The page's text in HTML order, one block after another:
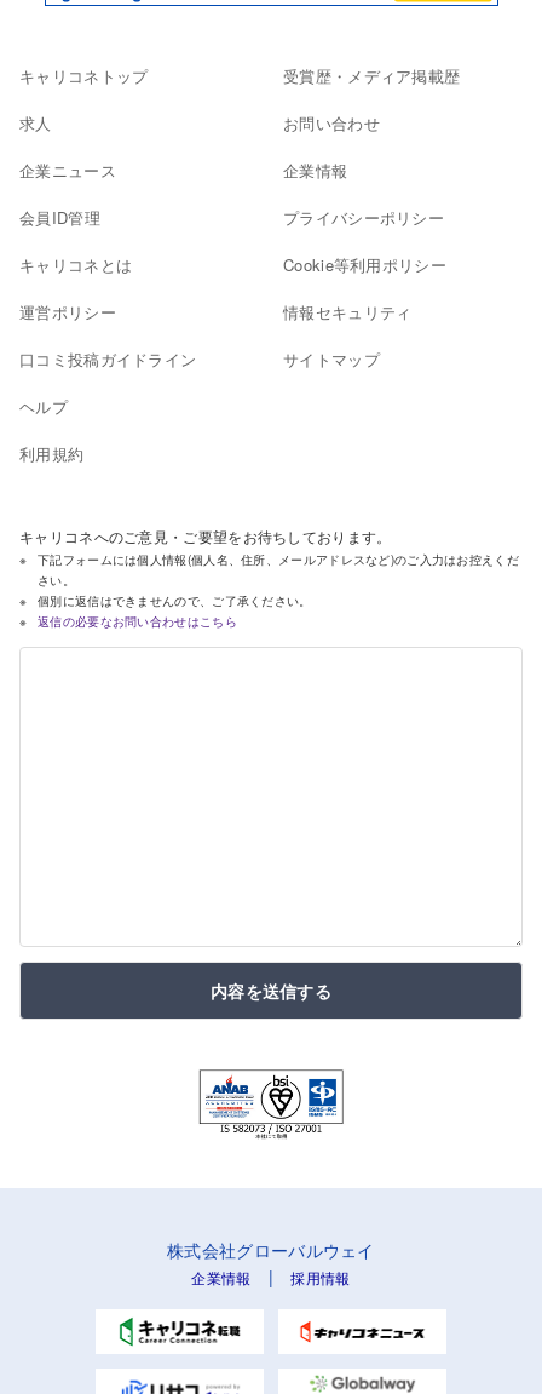
キャリコネトップ
求人
企業ニュース
会員ID管理
キャリコネとは
運営ポリシー
口コミ投稿ガイドライン
ヘルプ
利用規約
受賞歴・メディア掲載歴
お問い合わせ
企業情報
プライバシーポリシー
Cookie等利用ポリシー
情報セキュリティ
サイトマップ
キャリコネへのご意見・ご要望をお待ちしております。
下記フォームには個人情報(個人名、住所、メールアドレスなど)のご入力はお控えくだ
さい。
個別に返信はできませんので、ご了承ください。
返信の必要なお問い合わせはこちら
内容を送信する
株式会社グローバルウェイ
企業情報 |採用情報